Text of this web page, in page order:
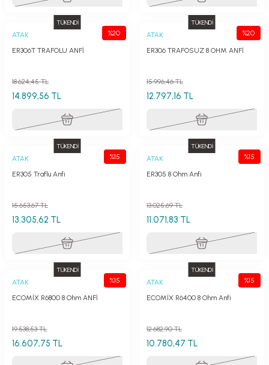
TÜKENDİ
%20
ATAK
ER306T TRAFOLU ANFİ
14.899,56 TL
18.624,45 TL
TÜKENDİ
%20
ATAK
ER306 TRAFOSUZ 8 OHM ANFİ
12.797,16 TL
15.996,46 TL
TÜKENDİ
%15
ATAK
ER305 Traflu Anfi
13.305,62 TL
15.653,67 TL
TÜKENDİ
%15
ATAK
ER305 8 Ohm Anfi
11.071,83 TL
13.025,69 TL
TÜKENDİ
%15
ATAK
ECOMİX R6800 8 Ohm ANFİ
16.607,75 TL
19.538,53 TL
TÜKENDİ
%15
ATAK
ECOMİX R6400 8 Ohm Anfi
10.780,47 TL
12.682,90 TL